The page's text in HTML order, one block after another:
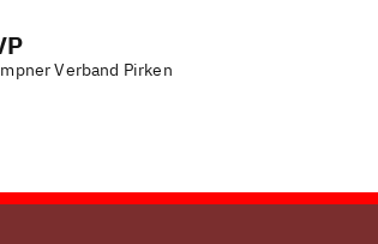
Verband Pirken